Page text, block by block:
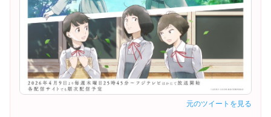
元のツイートを見る